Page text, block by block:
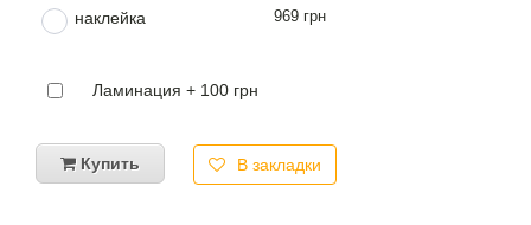
наклейка 969 грн
Ламинация + 100 грн
Купить В закладки